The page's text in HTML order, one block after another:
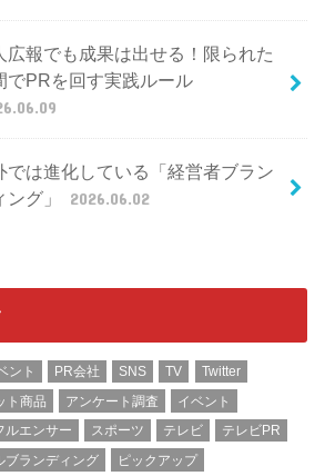
広報でも成果は出せる！限られた
でPRを回す実践ルール
では進化している「経営者ブラン
ング」
2026.06.02
ント PR会社 SNS TV
Twitter
ト商品 アンケート調査
イベント
ルエンサー スポーツ テレビ
テレビPR
ブランディング
ピックアップ